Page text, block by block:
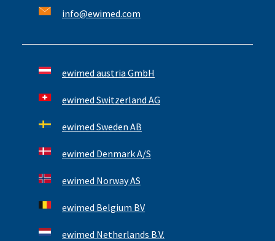
info@ewimed.com
ewimed austria GmbH
ewimed Switzerland AG
ewimed Sweden AB
ewimed Denmark A/S
ewimed Norway AS
ewimed Belgium BV
ewimed Netherlands B.V.